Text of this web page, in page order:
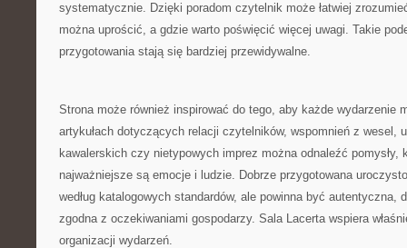
systematycznie. Dzięki poradom czytelnik może łatwiej
można uprościć, a gdzie warto poświęcić więcej uwagi. Takie
przygotowania stają się bardziej przewidywalne.
Strona może również inspirować do tego, aby każde wydarzenie
artykułach dotyczących relacji czytelników, wspomnień z wesel,
kawalerskich czy nietypowych imprez można odnaleźć pomysły,
najważniejsze są emocje i ludzie. Dobrze przygotowana
według katalogowych standardów, ale powinna być autentyczna,
zgodna z oczekiwaniami gospodarzy. Sala Lacerta wspiera
organizacji wydarzeń.